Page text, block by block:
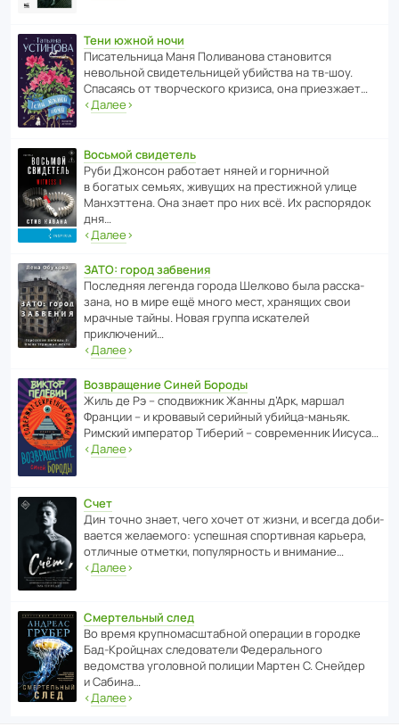
Тени южной ночи
Писа­тель­ница Маня Поли­ва­нова стано­вится
невольной свиде­тель­ницей убийства на тв-шоу.
Спасаясь от твор­че­с­кого кризиса, она приезжает…
‹Далее›
Восьмой свидетель
Руби Джонсон рабо­тает няней и горни­чной
в богатых семьях, живущих на прес­ти­жной улице
Манх­эт­тена. Она знает про них всё. Их распо­рядок
дня…
‹Далее›
ЗАТО: город забвения
После­дняя легенда города Шелково была расска­
зана, но в мире ещё много мест, хранящих свои
мрачные тайны. Новая группа иска­телей
приключений…
‹Далее›
Возвращение Синей Бороды
Жиль де Рэ – спод­ви­жник Жанны д’Арк, маршал
Франции – и кровавый серийный убийца-маньяк.
Римский импе­ратор Тиберий – совре­менник Иисуса…
‹Далее›
Счет
Дин точно знает, чего хочет от жизни, и всегда доби­
ва­ется жела­е­мого: успе­шная спор­ти­вная карьера,
отли­чные отметки, попу­ля­р­ность и внимание…
‹Далее›
Смертельный след
Во время круп­но­мас­ш­та­бной операции в городке
Бад‑Крой­цнах следо­ва­тели Феде­раль­ного
ведомства уголо­вной полиции Мартен С. Снейдер
и Сабина…
‹Далее›